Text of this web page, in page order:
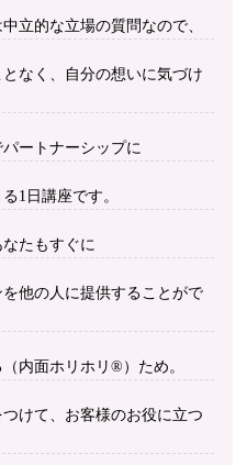
立的な立場の質問なので、
なく、自分の想いに気づけ
ートナーシップに
1日講座です。
たもすぐに
他の人に提供することがで
内面ホリホリ®︎）ため。
けて、お客様のお役に立つ